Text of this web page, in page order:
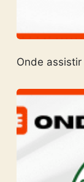
Onde